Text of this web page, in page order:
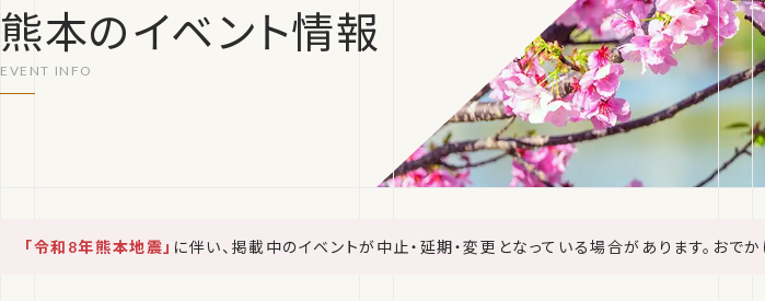
熊本のイベント情報
「令和8年熊本地震」 に伴い、掲載中のイベントが中止・延期・変更となっている場合があります。おで